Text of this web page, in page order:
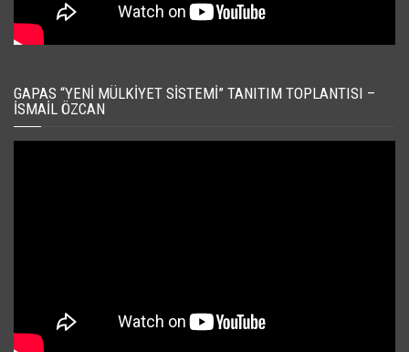
GAPAS “YENI MÜLKIYET SISTEMI” TANITIM TOPLANTISI –
İSMAIL ÖZCAN